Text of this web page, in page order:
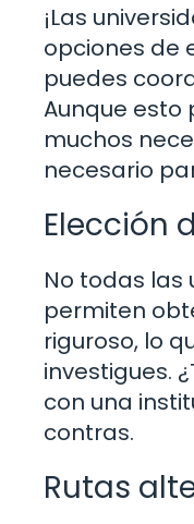
¡Las
opciones de
puedes
Aunque esto
muchos
necesario
Elección
No todas las
permiten
riguroso, lo
investigues.
con una
contras.
Rutas